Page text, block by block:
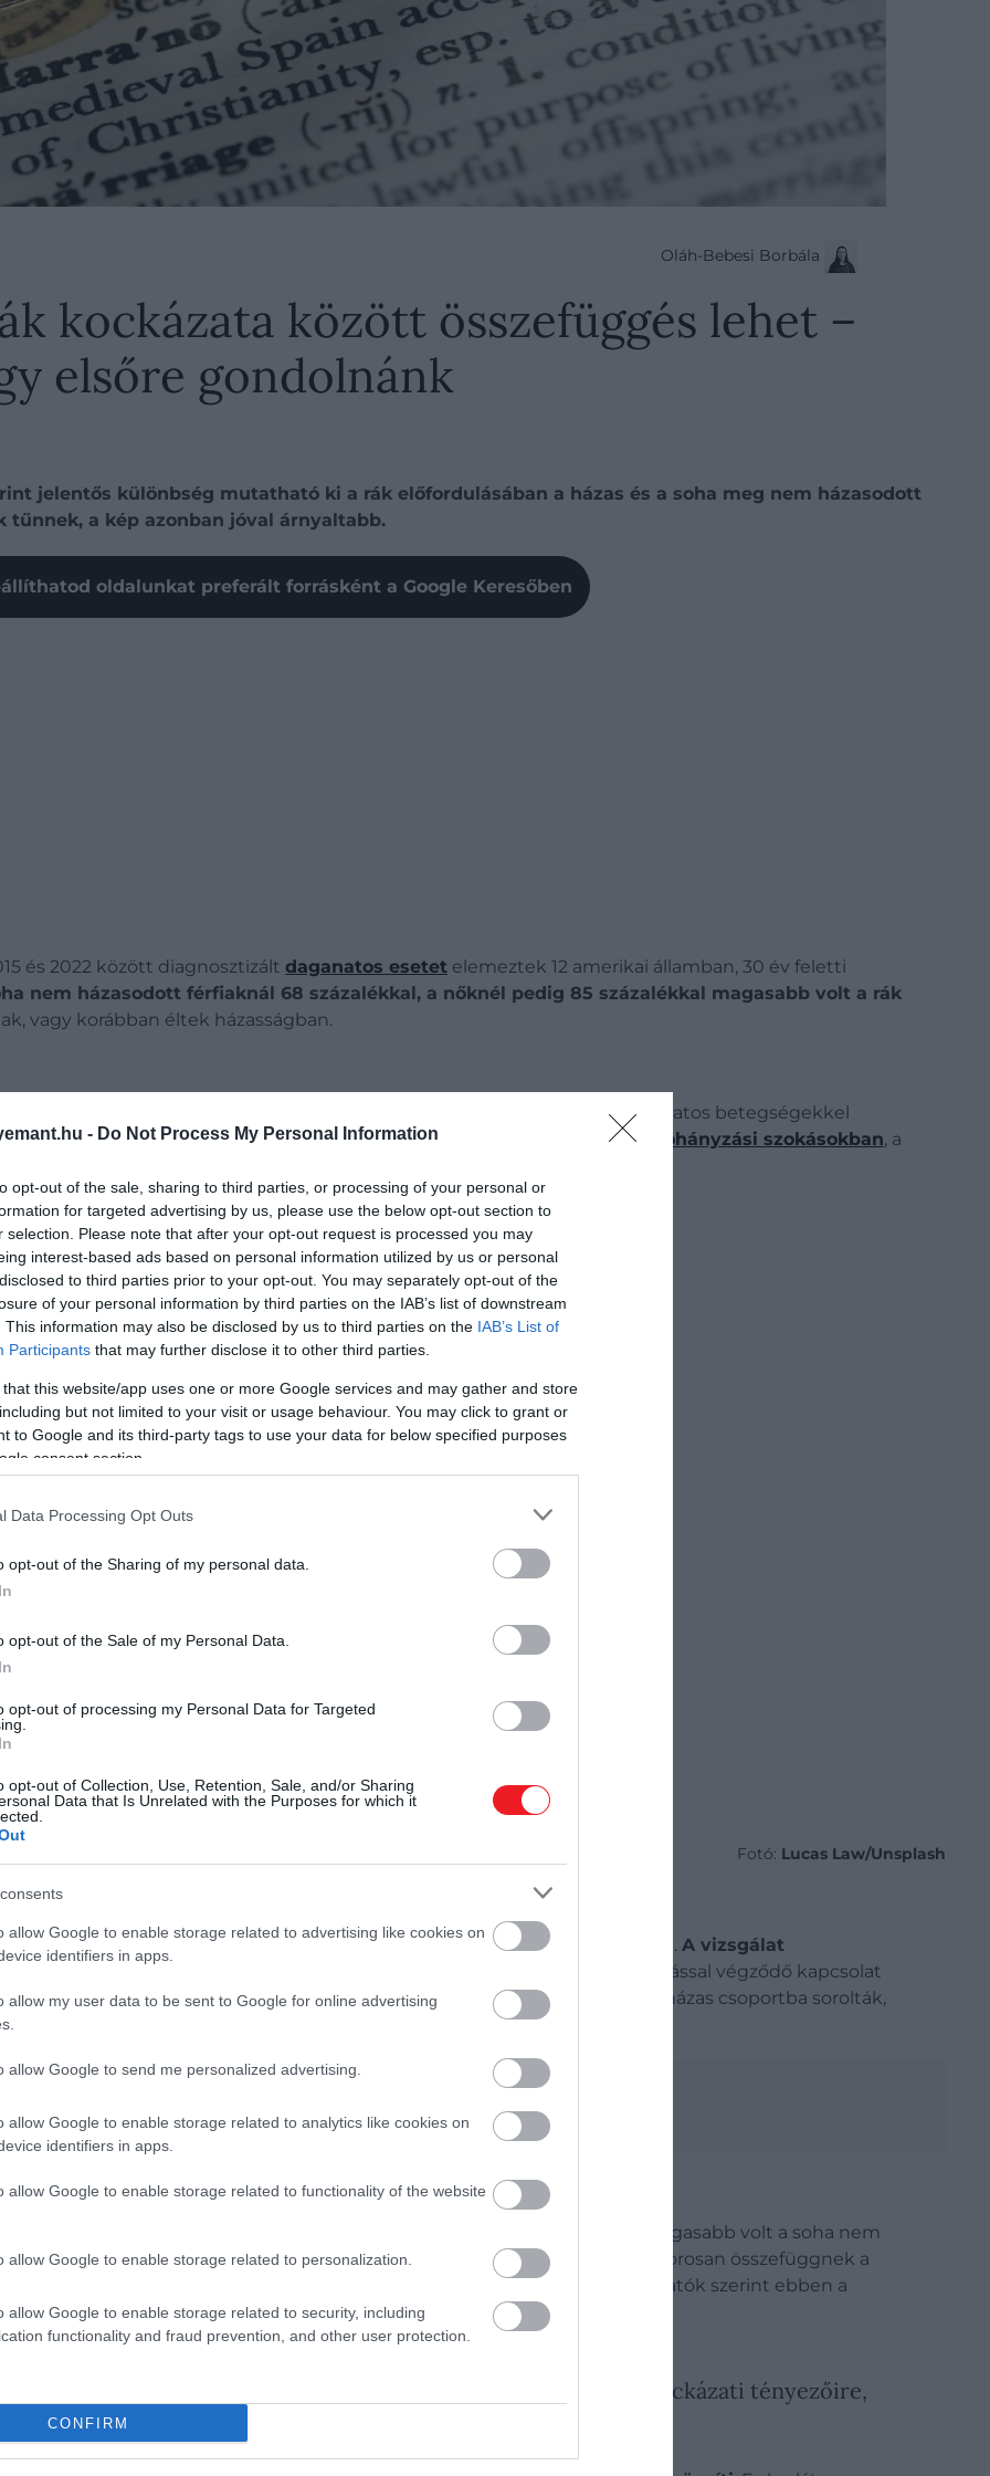
- Do Not Process My Personal Information
opt-out of the sale, sharing to third parties, or processing of your personal or
for targeted advertising by us, please use the below opt-out section to
selection. Please note that after your opt-out request is processed you may
interest-based ads based on personal information utilized by us or personal
to third parties prior to your opt-out. You may separately opt-out of the
of your personal information by third parties on the IAB’s list of downstream
This information may also be disclosed by us to third parties on the IAB’s List of
Participants that may further disclose it to other third parties.
that this website/app uses one or more Google services and may gather and store
but not limited to your visit or usage behaviour. You may click to grant or
to Google and its third-party tags to use your data for below specified purposes
consent section.
Data Processing Opt Outs
opt-out of the Sharing of my personal data.
opt-out of the Sale of my Personal Data.
opt-out of processing my Personal Data for Targeted
opt-out of Collection, Use, Retention, Sale, and/or Sharing
Data that Is Unrelated with the Purposes for which it
allow Google to enable storage related to advertising like cookies on
identifiers in apps.
allow my user data to be sent to Google for online advertising
allow Google to send me personalized advertising.
allow Google to enable storage related to analytics like cookies on
identifiers in apps.
allow Google to enable storage related to functionality of the website
allow Google to enable storage related to personalization.
allow Google to enable storage related to security, including
functionality and fraud prevention, and other user protection.
CONFIRM
Oláh-Bebesi Borbála
kockázata között összefüggés lehet –
elsőre gondolnánk
jelentős különbség mutatható ki a rák előfordulásában a házas és a soha meg nem házasodott
a kép azonban jóval árnyaltabb.
oldalunkat preferált forrásként a Google Keresőben
és 2022 között diagnosztizált daganatos esetet elemeztek 12 amerikai államban, 30 év feletti
nem házasodott férfiaknál 68 százalékkal, a nőknél pedig 85 százalékkal magasabb volt a rák
vagy korábban éltek házasságban.
nem azt jelentik, hogy a házasság önmagában védelmet nyújtana a daganatos betegségekkel
nem házas emberek életmódja sokszor eltér. Például különbség lehet a
dohányzási szokásokban, a
jár szűrővizsgálatokra, vagy hogy vállalt-e gyermeket.
Fotó: Lucas Law/Unsplash
arányban házasodnak, akik jobb általános egészségi állapotban vannak. A vizsgálat
élethelyzeteket
: egy hosszú, stabil házasság és egy rövid, majd válással végződő kapcsolat
az is, hogy az együtt élő, de hivatalosan nem házas párokat szintén a nem házas csoportba sorolták,
sem a felnőttek nem tartják fontosnak a házasságot
jelentkeztek. Férfiaknál az anális rák előfordulása közel ötször magasabb volt a soha nem
esetében közel háromszoros eltérés mutatkozott. Ezek a betegségek szorosan összefüggnek a
szűrés és a korai felismerés különösen fontos szerepet játszik.
A kutatók szerint ebben a
AhogyFrank Penedoklinikai szakpszichológus kiemelte:
érdemes különösen odafigyelnie a daganatos betegségek kockázati tényezőire,
és naprakészen követni az egészségügyi előírásokat.